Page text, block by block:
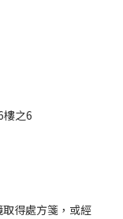
樓之6
得處方箋，或經